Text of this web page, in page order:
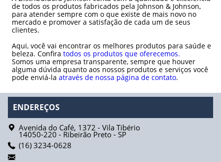
de todos os produtos fabricados pela Johnson & Johnson,
para atender sempre com o que existe de mais novo no
mercado e promover a satisfação de cada um de seus
clientes.
Aqui, você vai encontrar os melhores produtos para saúde e
beleza. Confira todos os produtos que oferecemos.
Somos uma empresa transparente, sempre que houver
alguma dúvida quanto aos nossos produtos e serviços você
pode enviá-la através de nossa página de contato.
ENDEREÇOS
Avenida do Café, 1372 - Vila Tibério
14050-220 - Ribeirão Preto -SP
(16) 3234-0628